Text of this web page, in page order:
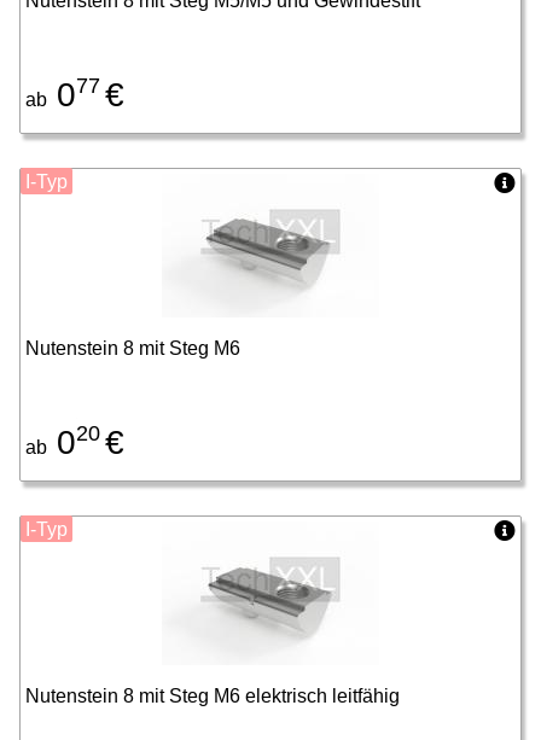
ab 077 €
Nutenstein 8 mit Steg M6
ab 020 €
I-Typ
Nutenstein 8 mit Steg M6 elektrisch leitfähig
I-Typ